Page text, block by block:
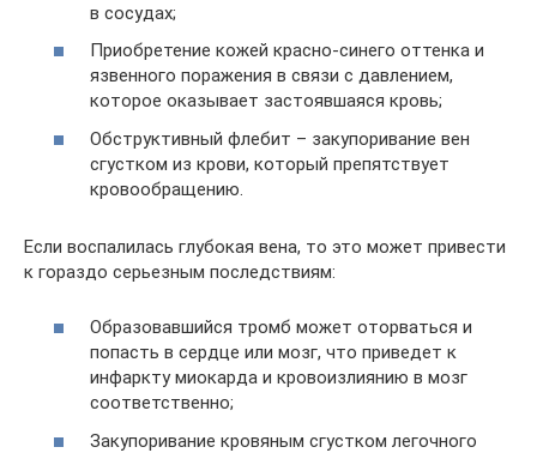
в сосудах;
Приобретение кожей красно-синего оттенка и
язвенного поражения в связи с давлением,
которое оказывает застоявшаяся кровь;
Обструктивный флебит – закупоривание вен
сгустком из крови, который препятствует
кровообращению.
Если воспалилась глубокая вена, то это может привести
к гораздо серьезным последствиям:
Образовавшийся тромб может оторваться и
попасть в сердце или мозг, что приведет к
инфаркту миокарда и кровоизлиянию в мозг
соответственно;
Закупоривание кровяным сгустком легочного